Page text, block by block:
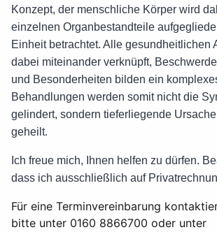
Konzept, der menschliche Körper wird
einzelnen Organbestandteile
Einheit betrachtet. Alle gesundheitlichen
dabei miteinander verknüpft,
und Besonderheiten bilden ein
Behandlungen werden somit nicht die
gelindert, sondern tieferliegende
geheilt.
Ich freue mich, Ihnen helfen zu dürfen.
dass ich ausschließlich auf
Für eine Terminvereinbarung
bitte unter 0160 8866700 oder unter